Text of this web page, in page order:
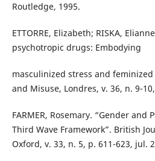
Routledge, 1995.
ETTORRE, Elizabeth; RISKA,
psychotropic drugs: Embodying
masculinized stress and feminized
and Misuse, Londres, v. 36, n. 9-
FARMER, Rosemary. “Gender and
Third Wave Framework”. British
Oxford, v. 33, n. 5, p. 611-623, jul.